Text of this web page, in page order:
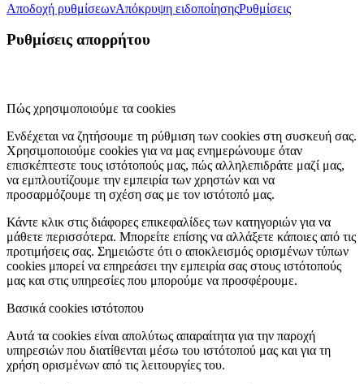
Αποδοχή ρυθμίσεωνΑπόκρυψη ειδοποίησηςΡυθμίσεις
Ρυθμίσεις απορρήτου
Πώς χρησιμοποιούμε τα cookies
Ενδέχεται να ζητήσουμε τη ρύθμιση των cookies στη συσκευή σας.
Χρησιμοποιούμε cookies για να μας ενημερώνουμε όταν
επισκέπτεστε τους ιστότοπούς μας, πώς αλληλεπιδράτε μαζί μας,
να εμπλουτίζουμε την εμπειρία των χρηστών και να
προσαρμόζουμε τη σχέση σας με τον ιστότοπό μας.
Κάντε κλικ στις διάφορες επικεφαλίδες των κατηγοριών για να
μάθετε περισσότερα. Μπορείτε επίσης να αλλάξετε κάποιες από τις
προτιμήσεις σας. Σημειώστε ότι ο αποκλεισμός ορισμένων τύπων
cookies μπορεί να επηρεάσει την εμπειρία σας στους ιστότοπούς
μας και στις υπηρεσίες που μπορούμε να προσφέρουμε.
Βασικά cookies ιστότοπου
Αυτά τα cookies είναι απολύτως απαραίτητα για την παροχή
υπηρεσιών που διατίθενται μέσω του ιστότοπού μας και για τη
χρήση ορισμένων από τις λειτουργίες του.